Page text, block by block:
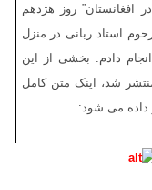
افغانستان” روز هژدهم
2005 میلادی)با مرحوم استاد ربانی در منزل
دادم. بخشی از این
شد، اینک متن کامل
داده می شود: